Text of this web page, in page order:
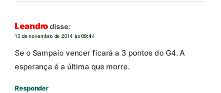
Leandro disse:
15 de novembro de 2014 às 09:44
Se o Sampaio vencer ficará a 3 pontos do G4. A
esperança é a última que morre.
Responder